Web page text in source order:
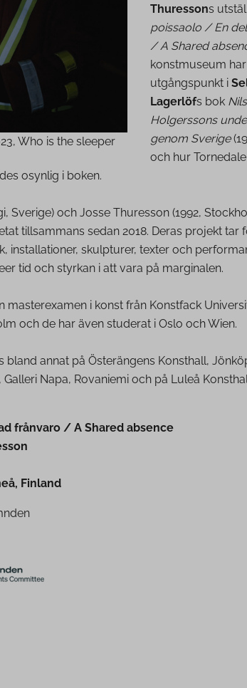
Who is the sleeper
Thuressons
poissaolo / En
/ A Shared
konstmuseum
utgångspunkt i
Lagerlöfs bok Nils
Holgerssons
genom Sverige
och hur
osynlig i boken.
Sverige) och Josse Thuresson (1992,
tillsammans sedan 2018. Deras projekt tar
installationer, skulpturer, texter och
tid och styrkan i att vara på marginalen.
masterexamen i konst från Konstfack
och de har även studerat i Oslo och Wien.
bland annat på Österängens Konsthall,
Napa, Rovaniemi och på Luleå
frånvaro / A Shared absence
Finland